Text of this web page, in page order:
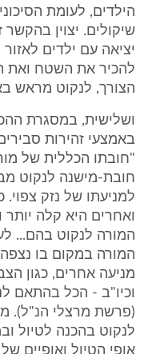
הילדים, לעומת
שיקולים. יצוין בהקשר
יציאה עם ילדים
להכיר את השטח ואת
הצורך, לנקוט מראש
ושלישית, במסגרת
באמצעי זהירות
"חובתו הכללית של
חובת-מישנה לנקוט
למניעתו של נזק
ואחרים היא קלה יותר
המורה לנקוט בהם...
המורה במקום בו נצפה
מניעה אחרים, כגון
וכיו"ב - הכל בהתאם
(פרשת מרצלי הנ"ל).
לנקוט בהכנה לטיול
אופי הטיול ואופיים